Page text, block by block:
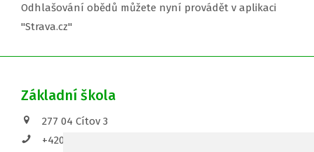
Odhlašování obědů můžete nyní provádět v aplikaci
"Strava.cz"
Základní škola
277 04 Cítov 3
+420 720 156 566 - ředitelna